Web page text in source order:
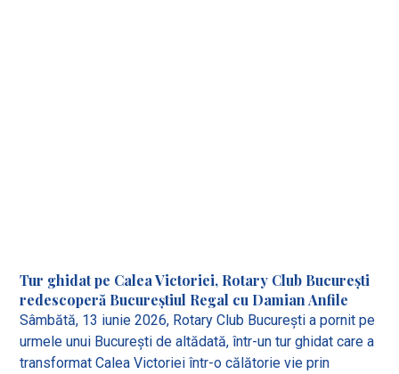
Tur ghidat pe Calea Victoriei, Rotary Club București
redescoperă Bucureștiul Regal cu Damian Anfile
Sâmbătă, 13 iunie 2026, Rotary Club București a pornit pe
urmele unui București de altădată, într-un tur ghidat care a
transformat Calea Victoriei într-o călătorie vie prin